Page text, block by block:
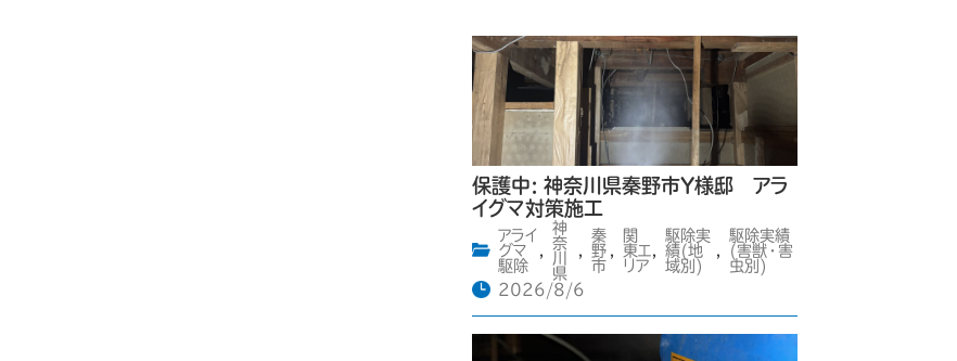
保護中: 神奈川県秦野市Y様邸 アラ
イグマ対策施工
アライ
グマ
駆除
神
奈
川
県
秦
野
市
関
東エ
リア
駆除実
績(地
域別)
駆除実績
(害獣・害
虫別)
2026/8/6